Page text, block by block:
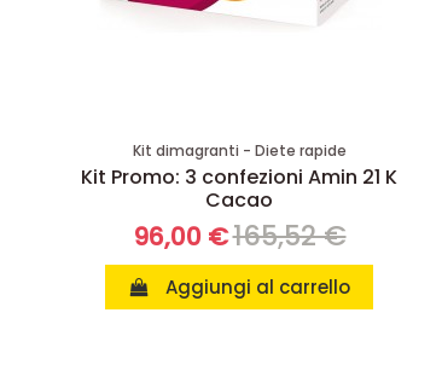
Kit dimagranti - Diete rapide
Kit Promo: 3 confezioni Amin 21 K
Cacao
96,00 €165,52 €
Aggiungi al carrello